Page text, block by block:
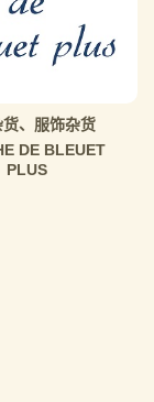
、服饰杂货
DE BLEUET
PLUS